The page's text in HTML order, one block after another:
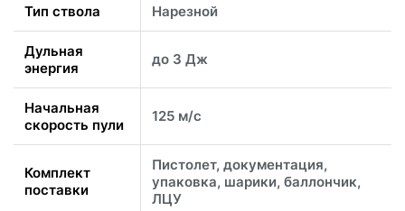
Тип ствола Нарезной
Дульная
энергия
до 3 Дж
Начальная
скорость пули
125 м/с
Комплект
поставки
Пистолет, документация,
упаковка, шарики, баллончик,
ЛЦУ